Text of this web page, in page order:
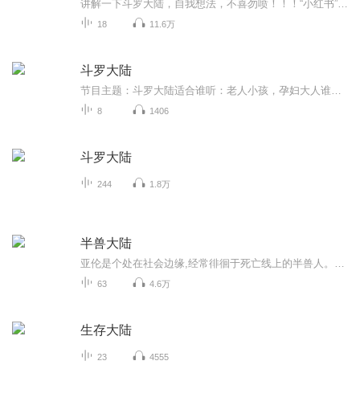
18 11.6万
斗罗大陆
8 1406
斗罗大陆
244 1.8万
半兽大陆
63 4.6万
生存大陆
23 4555